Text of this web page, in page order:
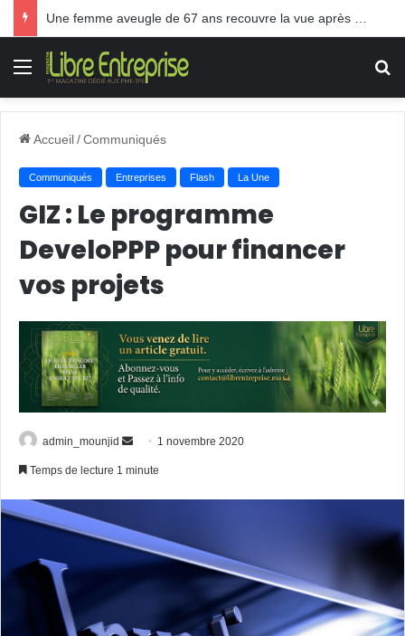
Menu
Accueil/Communiqués
Communiqués Entreprises Flash La Une
GIZ : Le programme
DeveloPPP pour financer
vos projets
admin_mounjid
Envoyer1 novembre 2020
Temps de lecture 1 minute